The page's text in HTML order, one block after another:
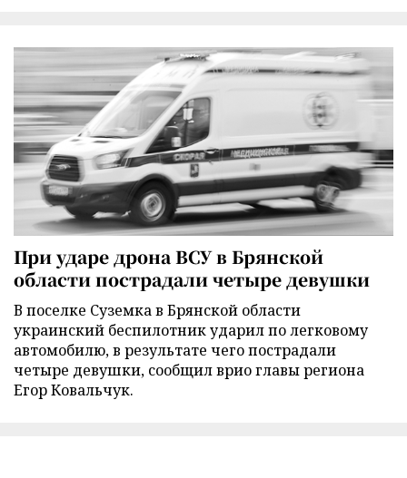
При ударе дрона ВСУ в Брянской
области пострадали четыре девушки
В поселке Суземка в Брянской области
украинский беспилотник ударил по легковому
автомобилю, в результате чего пострадали
четыре девушки, сообщил врио главы региона
Егор Ковальчук.